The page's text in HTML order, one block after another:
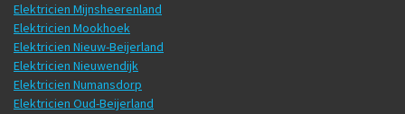
Elektricien Mijnsheerenland
Elektricien Mookhoek
Elektricien Nieuw-Beijerland
Elektricien Nieuwendijk
Elektricien Numansdorp
Elektricien Oud-Beijerland